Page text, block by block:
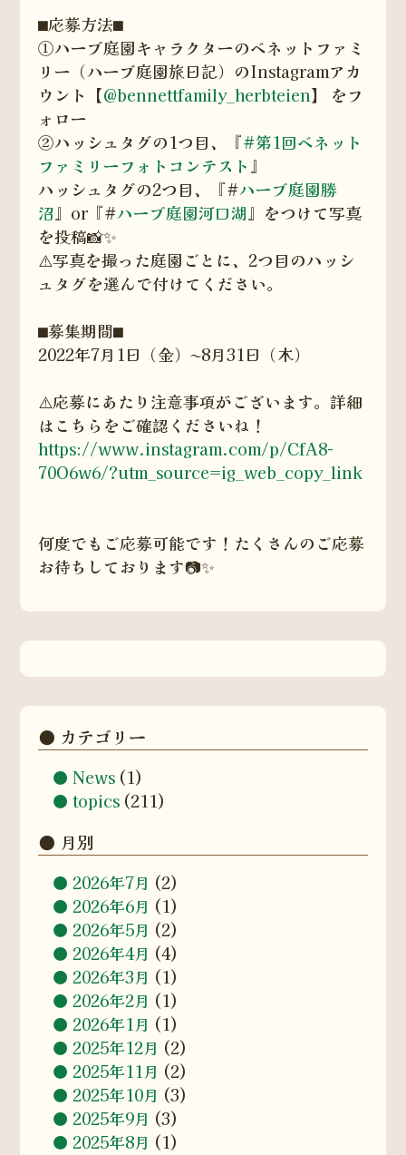
⬛︎応募方法⬛︎
①ハーブ庭園キャラクターのベネットファミ
リー（ハーブ庭園旅日記）のInstagramアカ
ウント【@bennettfamily_herbteien】 をフ
ォロー
②ハッシュタグの1つ目、『#第1回ベネット
ファミリーフォトコンテスト 』
ハッシュタグの2つ目、『#ハーブ庭園勝
沼 』or『#ハーブ庭園河口湖 』をつけて写真
を投稿📸✨
⚠️写真を撮った庭園ごとに、2つ目のハッシ
ュタグを選んで付けてください。
⬛︎募集期間⬛︎
2022年7月1日（金）〜8月31日（木）
⚠️応募にあたり注意事項がございます。詳細
はこちらをご確認くださいね！
https://www.instagram.com/p/CfA8-
70O6w6/?utm_source=ig_web_copy_link
何度でもご応募可能です！たくさんのご応募
お待ちしております📷✨
カテゴリー
News (1)
topics (211)
月別
2026年7月 (2)
2026年6月 (1)
2026年5月 (2)
2026年4月 (4)
2026年3月 (1)
2026年2月 (1)
2026年1月 (1)
2025年12月 (2)
2025年11月 (2)
2025年10月 (3)
2025年9月 (3)
2025年8月 (1)